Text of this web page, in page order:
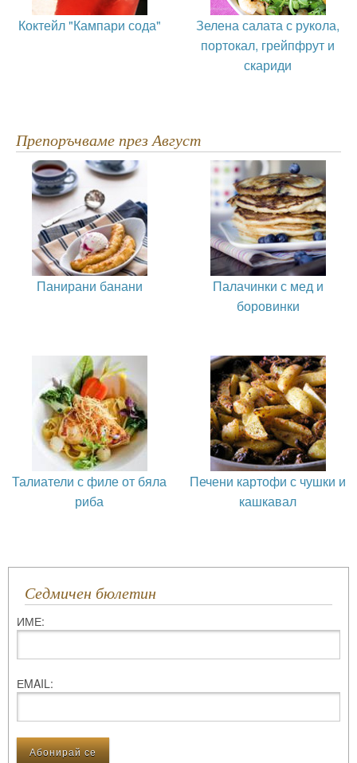
Коктейл "Кампари сода"
Зелена салата с рукола,
портокал, грейпфрут и
скариди
Препоръчваме през Август
Панирани банани
Палачинки с мед и
боровинки
Талиатели с филе от бяла
риба
Печени картофи с чушки и
кашкавал
Седмичен бюлетин
ИМЕ:
ЕMAIL: